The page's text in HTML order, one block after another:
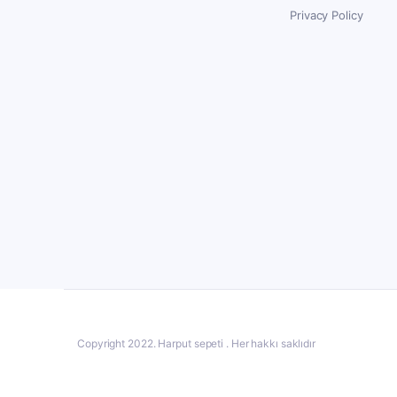
Privacy Policy
Copyright 2022. Harput sepeti . Her hakkı saklıdır